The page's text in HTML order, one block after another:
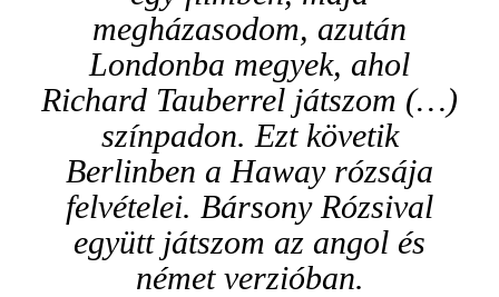
megházasodom, azután
Londonba megyek, ahol
Richard Tauberrel játszom (…)
színpadon. Ezt követik
Berlinben a Haway rózsája
felvételei. Bársony Rózsival
együtt játszom az angol és
német verzióban.